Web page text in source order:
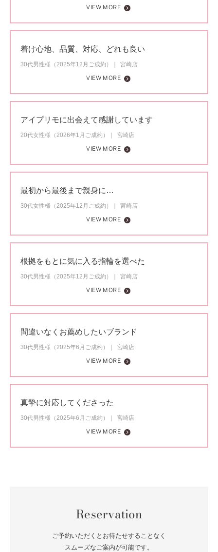
VIEW MORE
着け心地、品質、対応、どれも良い
30代男性様（2025年12月ご成約）
宮崎店
VIEW MORE
アイプリモに出会えて感謝しています
20代女性様（2026年1月ご成約）
宮崎店
VIEW MORE
最初から最後まで親身に…
30代女性様（2025年12月ご成約）
宮崎店
VIEW MORE
根拠をもとに気に入る指輪を選べた
30代男性様（2025年12月ご成約）
宮崎店
VIEW MORE
間違いなくお薦めしたいブランド
30代男性様（2025年6月ご成約）
宮崎店
VIEW MORE
真摯に対応してくださった
30代男性様（2025年6月ご成約）
宮崎店
VIEW MORE
Reservation
ご予約いただくとお待たせすることなく
スムーズなご案内が可能です。